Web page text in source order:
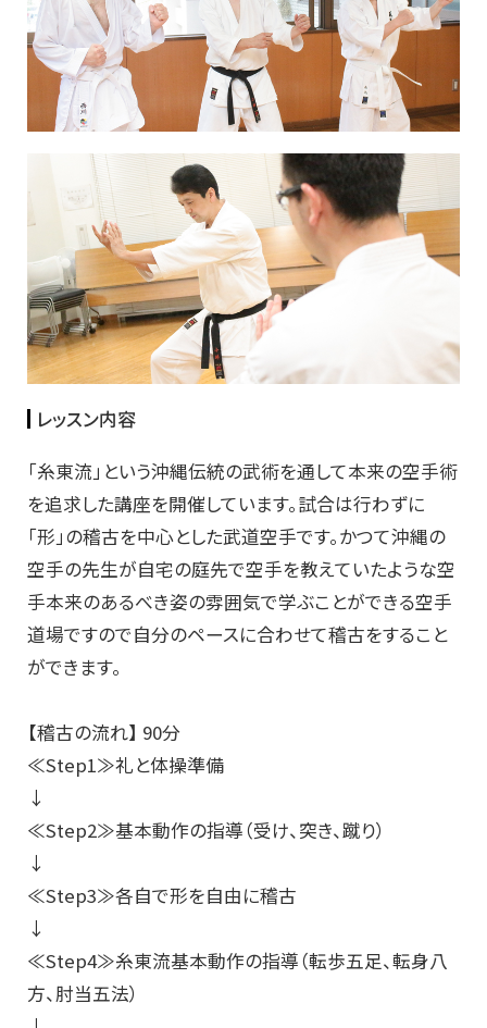
レッスン内容
「糸東流」という沖縄伝統の武術を通して本来の空手術
を追求した講座を開催しています。試合は行わずに
「形」の稽古を中心とした武道空手です。かつて沖縄の
空手の先生が自宅の庭先で空手を教えていたような空
手本来のあるべき姿の雰囲気で学ぶことができる空手
道場ですので自分のペースに合わせて稽古をすること
ができます。
【稽古の流れ】 90分
≪Step1≫礼と体操準備
↓
≪Step2≫基本動作の指導（受け、突き、蹴り）
↓
≪Step3≫各自で形を自由に稽古
↓
≪Step4≫糸東流基本動作の指導（転歩五足、転身八
方、肘当五法）